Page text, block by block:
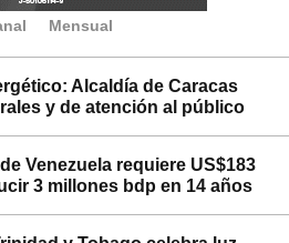
Mensual
Alcaldía de Caracas
y de atención al público
Venezuela requiere US$183
3 millones bdp en 14 años